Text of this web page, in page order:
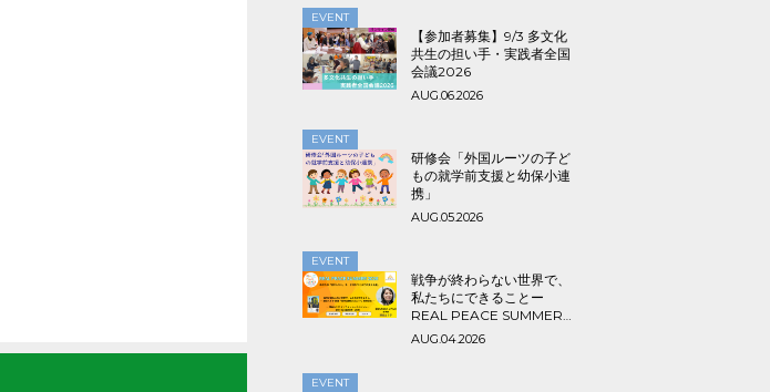
EVENT
【参加者募集】9/3 多文化
共生の担い手・実践者全国
会議2026
AUG.06.2026
EVENT
研修会「外国ルーツの子ど
もの就学前支援と幼保小連
携」
AUG.05.2026
EVENT
戦争が終わらない世界で、
私たちにできることー
REAL PEACE SUMMER
2026
AUG.04.2026
EVENT